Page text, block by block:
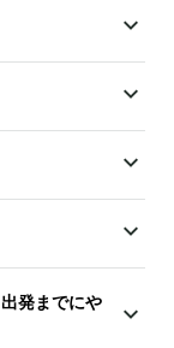
発までにや